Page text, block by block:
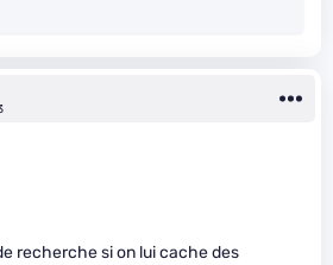
recherche si on lui cache des